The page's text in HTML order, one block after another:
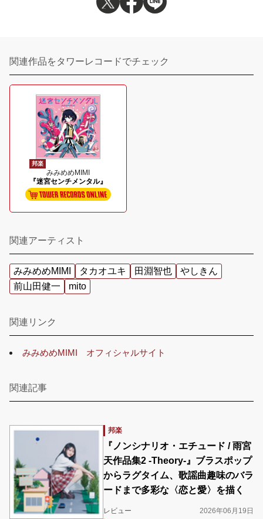
関連作品をタワーレコードでチェック
邦楽
みみめめMIMI
『迷宮センチメンタル』
関連アーティスト
みみめめMIMI タカオユキ 田淵智也
やしきん
前山田健一
mito
関連リンク
みみめめMIMI オフィシャルサイト
関連記事
邦楽
『ノンシナリオ・エチュード / 雨宮
天作品集2 -Theory-』ブラスポップ
からラグタイム、歌謡曲趣味のバラ
ードまで多彩な〈恋と愛〉を描く
レビュー
2026年06月19日